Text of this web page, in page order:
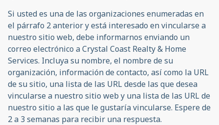
Si usted es una de las organizaciones enumeradas en
el párrafo 2 anterior y está interesado en vincularse a
nuestro sitio web, debe informarnos enviando un
correo electrónico a Crystal Coast Realty & Home
Services. Incluya su nombre, el nombre de su
organización, información de contacto, así como la URL
de su sitio, una lista de las URL desde las que desea
vincularse a nuestro sitio web y una lista de las URL de
nuestro sitio a las que le gustaría vincularse. Espere de
2 a 3 semanas para recibir una respuesta.